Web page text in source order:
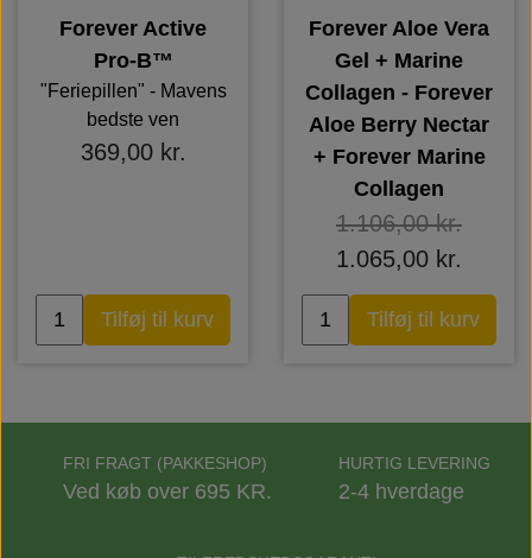
Forever Active
Pro-B™
"Feriepillen" - Mavens
bedste ven
369,00 kr.
Tilføj til kurv
Forever Aloe Vera
Gel + Marine
Collagen - Forever
Aloe Berry Nectar
+ Forever Marine
Collagen
1.106,00 kr.
1.065,00 kr.
Tilføj til kurv
FRI FRAGT (PAKKESHOP)
Ved køb over 695 KR.
HURTIG LEVERING
2-4 hverdage